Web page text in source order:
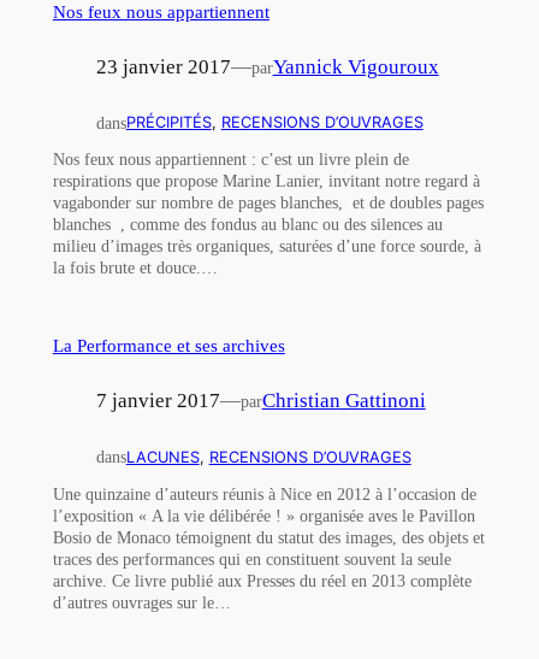
Nos feux nous appartiennent
23 janvier 2017—parYannick Vigouroux
dansPRÉCIPITÉS, RECENSIONS D’OUVRAGES
Nos feux nous appartiennent : c’est un livre plein de
respirations que propose Marine Lanier, invitant notre regard à
vagabonder sur nombre de pages blanches, ­ et de doubles pages
blanches ­ , comme des fondus au blanc ou des silences au
milieu d’images très organiques, saturées d’une force sourde, à
la fois brute et douce.…
La Performance et ses archives
7 janvier 2017—parChristian Gattinoni
dansLACUNES, RECENSIONS D’OUVRAGES
Une quinzaine d’auteurs réunis à Nice en 2012 à l’occasion de
l’exposition « A la vie délibérée ! » organisée aves le Pavillon
Bosio de Monaco témoignent du statut des images, des objets et
traces des performances qui en constituent souvent la seule
archive. Ce livre publié aux Presses du réel en 2013 complète
d’autres ouvrages sur le…